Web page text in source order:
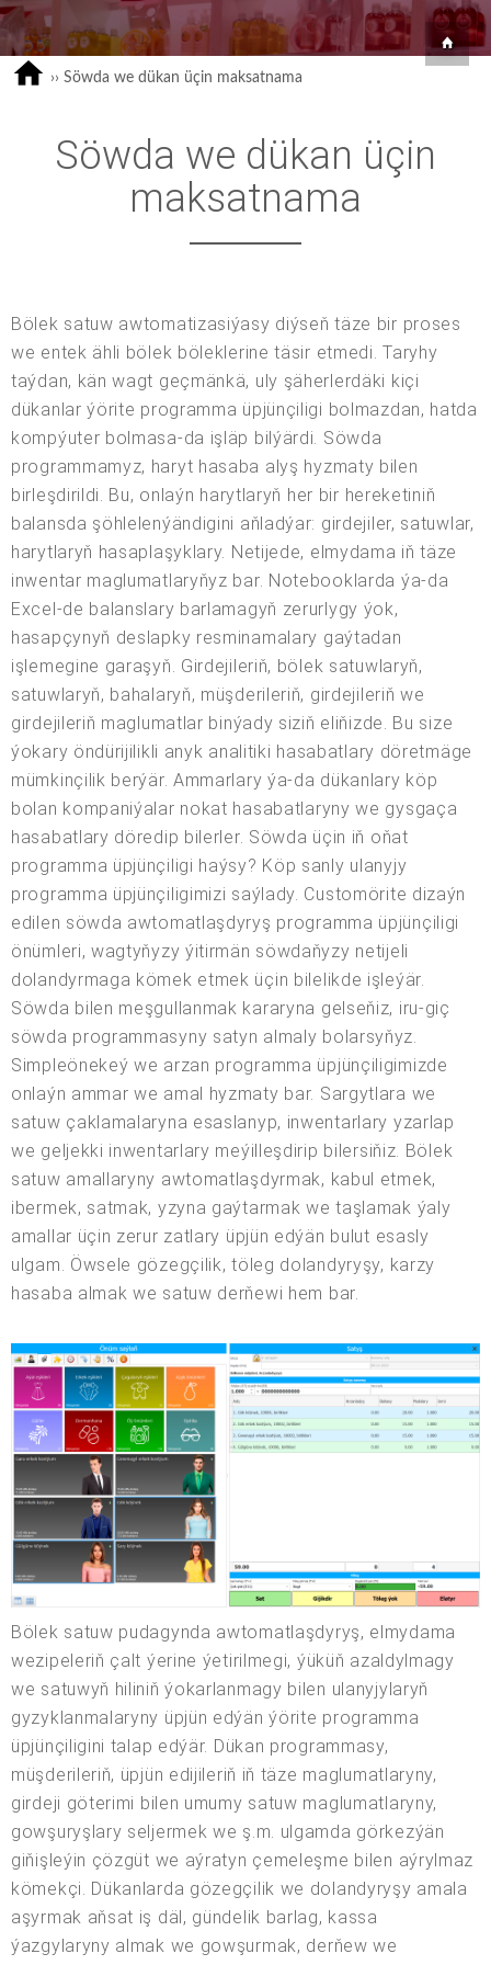
›› Söwda we dükan üçin maksatnama
Söwda we dükan üçin
maksatnama
Bölek satuw awtomatizasiýasy diýseň täze bir proses
we entek ähli bölek böleklerine täsir etmedi. Taryhy
taýdan, kän wagt geçmänkä, uly şäherlerdäki kiçi
dükanlar ýörite programma üpjünçiligi bolmazdan, hatda
kompýuter bolmasa-da işläp bilýärdi. Söwda
programmamyz, haryt hasaba alyş hyzmaty bilen
birleşdirildi. Bu, onlaýn harytlaryň her bir hereketiniň
balansda şöhlelenýändigini aňladýar: girdejiler, satuwlar,
harytlaryň hasaplaşyklary. Netijede, elmydama iň täze
inwentar maglumatlaryňyz bar. Notebooklarda ýa-da
Excel-de balanslary barlamagyň zerurlygy ýok,
hasapçynyň deslapky resminamalary gaýtadan
işlemegine garaşyň. Girdejileriň, bölek satuwlaryň,
satuwlaryň, bahalaryň, müşderileriň, girdejileriň we
girdejileriň maglumatlar binýady siziň eliňizde. Bu size
ýokary öndürijilikli anyk analitiki hasabatlary döretmäge
mümkinçilik berýär. Ammarlary ýa-da dükanlary köp
bolan kompaniýalar nokat hasabatlaryny we gysgaça
hasabatlary döredip bilerler. Söwda üçin iň oňat
programma üpjünçiligi haýsy? Köp sanly ulanyjy
programma üpjünçiligimizi saýlady. Customörite dizaýn
edilen söwda awtomatlaşdyryş programma üpjünçiligi
önümleri, wagtyňyzy ýitirmän söwdaňyzy netijeli
dolandyrmaga kömek etmek üçin bilelikde işleýär.
Söwda bilen meşgullanmak kararyna gelseňiz, iru-giç
söwda programmasyny satyn almaly bolarsyňyz.
Simpleönekeý we arzan programma üpjünçiligimizde
onlaýn ammar we amal hyzmaty bar. Sargytlara we
satuw çaklamalaryna esaslanyp, inwentarlary yzarlap
we geljekki inwentarlary meýilleşdirip bilersiňiz. Bölek
satuw amallaryny awtomatlaşdyrmak, kabul etmek,
ibermek, satmak, yzyna gaýtarmak we taşlamak ýaly
amallar üçin zerur zatlary üpjün edýän bulut esasly
ulgam. Öwsele gözegçilik, töleg dolandyryşy, karzy
hasaba almak we satuw derňewi hem bar.
Bölek satuw pudagynda awtomatlaşdyryş, elmydama
wezipeleriň çalt ýerine ýetirilmegi, ýüküň azaldylmagy
we satuwyň hiliniň ýokarlanmagy bilen ulanyjylaryň
gyzyklanmalaryny üpjün edýän ýörite programma
üpjünçiligini talap edýär. Dükan programmasy,
müşderileriň, üpjün edijileriň iň täze maglumatlaryny,
girdeji göterimi bilen umumy satuw maglumatlaryny,
gowşuryşlary seljermek we ş.m. ulgamda görkezýän
giňişleýin çözgüt we aýratyn çemeleşme bilen aýrylmaz
kömekçi. Dükanlarda gözegçilik we dolandyryşy amala
aşyrmak aňsat iş däl, gündelik barlag, kassa
ýazgylaryny almak we gowşurmak, derňew we